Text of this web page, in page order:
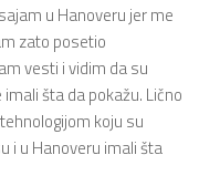
u Hanoveru jer me
zato posetio
vesti i vidim da su
šta da pokažu. Lično
koju su
i u Hanoveru imali šta